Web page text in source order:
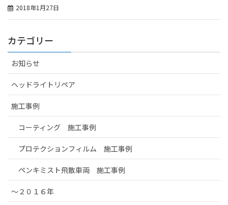
2018年1月27日
カテゴリー
お知らせ
ヘッドライトリペア
施工事例
コーティング 施工事例
プロテクションフィルム 施工事例
ペンキミスト飛散車両 施工事例
～２０１６年